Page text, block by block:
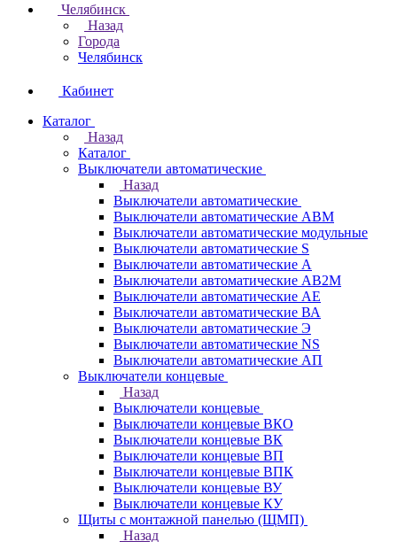
Челябинск
Назад
Города
Челябинск
Кабинет
Каталог
Назад
Каталог
Выключатели автоматические
Назад
Выключатели автоматические
Выключатели автоматические АВМ
Выключатели автоматические модульные
Выключатели автоматические S
Выключатели автоматические А
Выключатели автоматические АВ2М
Выключатели автоматические АЕ
Выключатели автоматические ВА
Выключатели автоматические Э
Выключатели автоматические NS
Выключатели автоматические АП
Выключатели концевые
Назад
Выключатели концевые
Выключатели концевые ВКО
Выключатели концевые ВК
Выключатели концевые ВП
Выключатели концевые ВПК
Выключатели концевые ВУ
Выключатели концевые КУ
Щиты с монтажной панелью (ЩМП)
Назад